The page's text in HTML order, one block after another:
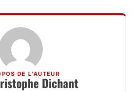
DE L'AUTEUR
Dichant